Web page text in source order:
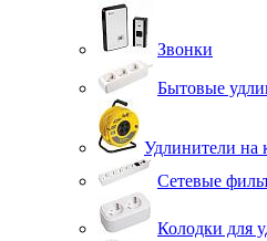
Звонки
Бытовые
Удлинители на
Сетевые
Колодки для